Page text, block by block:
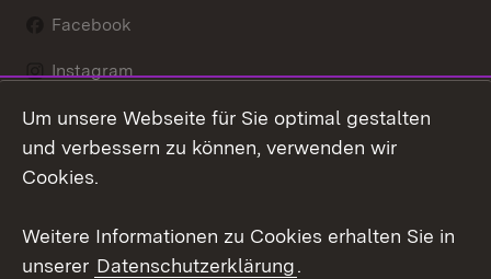
Facebook
Instagram
LinkedIn
Um unsere Webseite für Sie optimal gestalten
und verbessern zu können, verwenden wir
Cookies.
Weitere Informationen zu Cookies erhalten Sie in
unserer Datenschutzerklärung.